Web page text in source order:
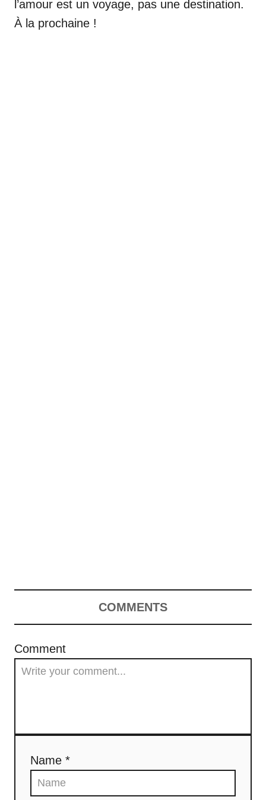
l’amour est un voyage, pas une destination.
À la prochaine !
COMMENTS
Comment
Name *